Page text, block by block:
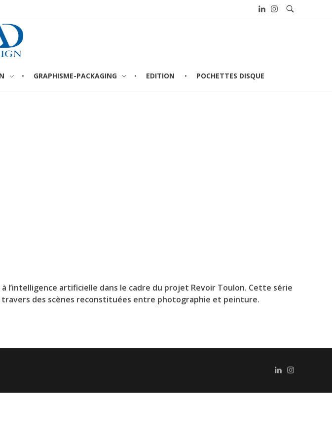
GRAPHISME-PACKAGING EDITION POCHETTES DISQUE
l’intelligence artificielle dans le cadre du projet Revoir Toulon. Cette série
travers des scènes reconstituées entre photographie et peinture.